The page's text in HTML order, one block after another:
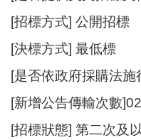
[招標方式] 公開招標
[決標方式] 最低標
[是否依政府採購法
[新增公告傳輸次數]02
[招標狀態] 第二次及